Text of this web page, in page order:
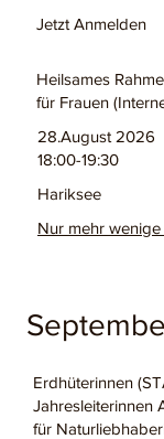
Jetzt Anmelden
Heilsames
für Frauen
28.August 2026
18:00-19:30
Hariksee
Nur mehr wenige
Erdhüterinnen
Jahresleiterinnen
für